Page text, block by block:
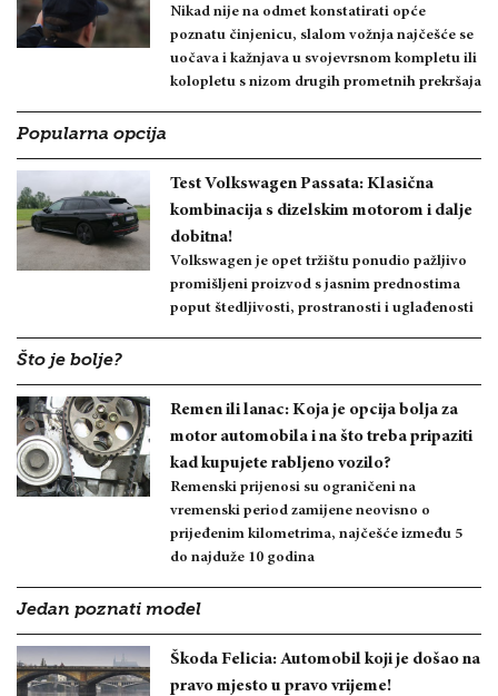
Nikad nije na odmet konstatirati opće
poznatu činjenicu, slalom vožnja najčešće se
uočava i kažnjava u svojevrsnom kompletu ili
kolopletu s nizom drugih prometnih prekršaja
Popularna opcija
Test Volkswagen Passata: Klasična
kombinacija s dizelskim motorom i dalje
dobitna!
Volkswagen je opet tržištu ponudio pažljivo
promišljeni proizvod s jasnim prednostima
poput štedljivosti, prostranosti i uglađenosti
Što je bolje?
Remen ili lanac: Koja je opcija bolja za
motor automobila i na što treba pripaziti
kad kupujete rabljeno vozilo?
Remenski prijenosi su ograničeni na
vremenski period zamijene neovisno o
prijeđenim kilometrima, najčešće između 5
do najduže 10 godina
Jedan poznati model
Škoda Felicia: Automobil koji je došao na
pravo mjesto u pravo vrijeme!